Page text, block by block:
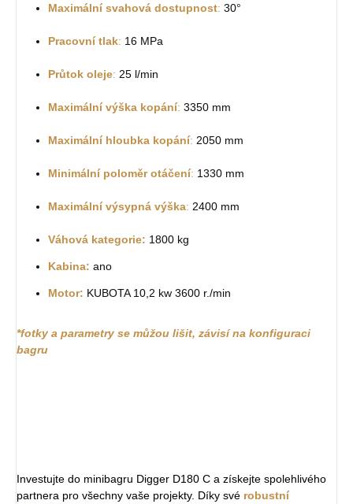
Maximální svahová dostupnost: 30°
Pracovní tlak: 16 MPa
Průtok oleje: 25 l/min
Maximální výška kopání: 3350 mm
Maximální hloubka kopání: 2050 mm
Minimální poloměr otáčení: 1330 mm
Maximální výsypná výška: 2400 mm
Váhová kategorie: 1800 kg
Kabina: ano
Motor: KUBOTA 10,2 kw 3600 r./min
*fotky a parametry se můžou lišit, závisí na konfiguraci
bagru
Investujte do minibagru Digger D180 C a získejte spolehlivého
partnera pro všechny vaše projekty. Díky své robustní